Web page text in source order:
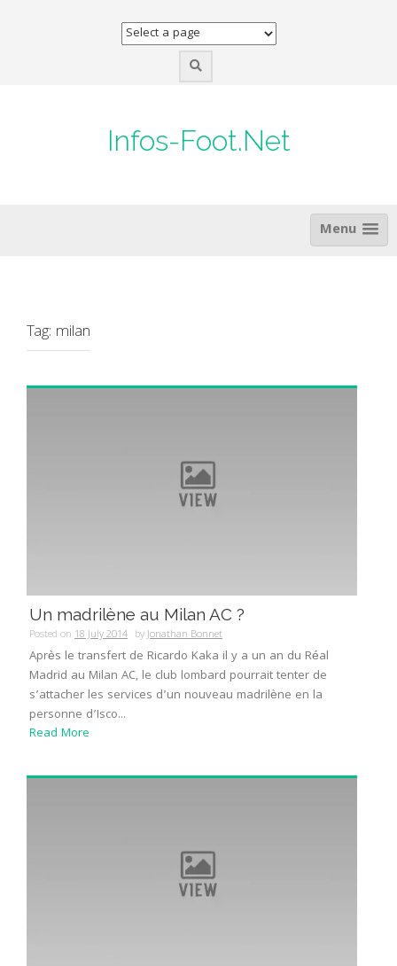
Infos-Foot.Net
Menu
Tag: milan
Un madrilène au Milan AC ?
Posted on 18 July 2014 byJonathan Bonnet
Après le transfert de Ricardo Kaka il y a un an du Réal
Madrid au Milan AC, le club lombard pourrait tenter de
s’attacher les services d’un nouveau madrilène en la
personne d’Isco...
Read More